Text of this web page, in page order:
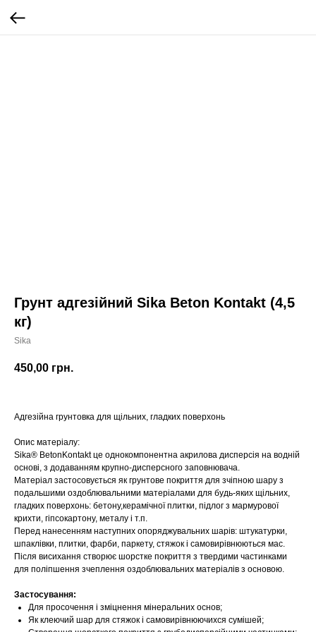
Грунт адгезійний Sika Beton Kontakt (4,5
кг)
Sika
450,00 грн.
Адгезійна грунтовка для щільних, гладких поверхонь
Опис матеріалу:
Sika® BetonKontakt це однокомпонентна акрилова дисперсія на водній
основі, з додаванням крупно-дисперсного заповнювача.
Матеріал застосовується як грунтове покриття для зчіпною шару з
подальшими оздоблювальними матеріалами для будь-яких щільних,
гладких поверхонь: бетону,керамічної плитки, підлог з мармурової
крихти, гіпсокартону, металу і т.п.
Перед нанесенням наступних опоряджувальних шарів: штукатурки,
шпаклівки, плитки, фарби, паркету, стяжок і самовирівнюються мас.
Після висихання створює шорстке покриття з твердими частинками
для поліпшення зчеплення оздоблювальних матеріалів з основою.
Застосування:
Для просочення і зміцнення мінеральних основ;
Як клеючий шар для стяжок і самовирівнюючихся сумішей;